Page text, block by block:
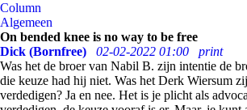
Column
Algemeen
On bended knee is no way to be free
Dick (Bornfree)
02-02-2022 01:00
print
Was het de broer van Nabil B. zijn intentie de
die keuze had hij niet. Was het Derk Wiersum
verdedigen? Ja en nee. Het is je plicht als